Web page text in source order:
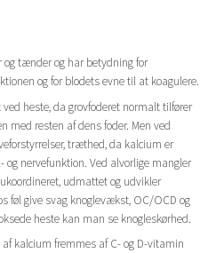
og tænder og har betydning for
og for blodets evne til at koagulere.
heste, da grovfoderet normalt tilfører
med resten af dens foder. Men ved
træthed, da kalcium er
nervefunktion. Ved alvorlige mangler
udmattet og udvikler
føl give svag knoglevækst, OC/OCD og
heste kan man se knogleskørhed.
kalcium fremmes af C- og D-vitamin